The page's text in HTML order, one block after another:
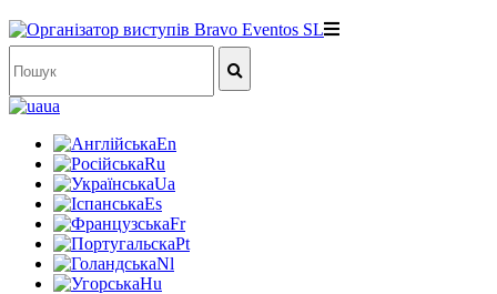
ua
En
Ru
Ua
Es
Fr
Pt
Nl
Hu